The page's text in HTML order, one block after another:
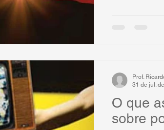
O que
sobre
Prof.
31 de jul.